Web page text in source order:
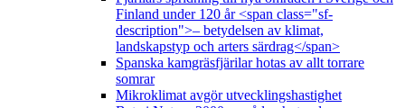
Finland under 120 år <span class="sf-
description">– betydelsen av klimat,
landskapstyp och arters särdrag</span>
Spanska kamgräsfjärilar hotas av allt torrare
somrar
Mikroklimat avgör utvecklingshastighet